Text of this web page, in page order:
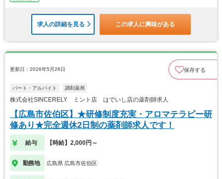
求人の詳細を見る この求人に興味がある
更新日：2026年5月26日 保存する
パート・アルバイト 調剤薬局
株式会社SINCERELY ミント店 はでいし店の薬剤師求人
【広島市佐伯区】★研修制度充実・アロマテラピー研
修あり★完全週休2日制の薬剤師求人です！
給与 【時給】2,000円～
勤務地 広島県 広島市佐伯区